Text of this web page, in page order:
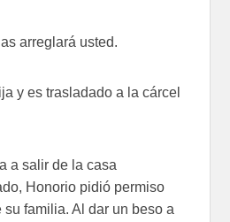
arreglará usted.
y es trasladado a la cárcel
a salir de la casa
Honorio pidió permiso
familia. Al dar un beso a